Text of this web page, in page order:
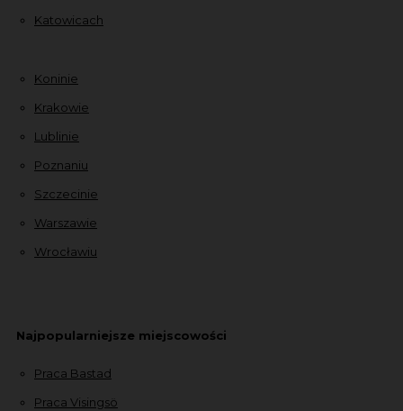
Katowicach
Koninie
Krakowie
Lublinie
Poznaniu
Szczecinie
Warszawie
Wrocławiu
Najpopularniejsze miejscowości
Praca Bastad
Praca Visingsö